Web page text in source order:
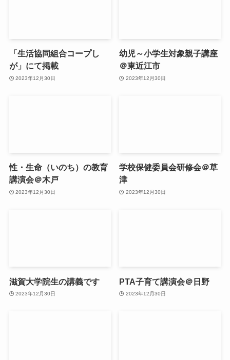
「生活協同組合コープし
が」にて掲載
2023年12月30日
幼児～小学生対象親子講座
＠東近江市
2023年12月30日
性・生命（いのち）の教育
講演会＠木戸
2023年12月30日
学校保健委員会研修会＠草
津
2023年12月30日
滋賀大学院生の講義です
2023年12月30日
PTA子育て講演会＠日野
2023年12月30日